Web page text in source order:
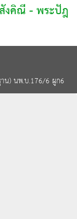
งคิณี - พระปัฎ
น) นพ.บ.176/6 ผูก6